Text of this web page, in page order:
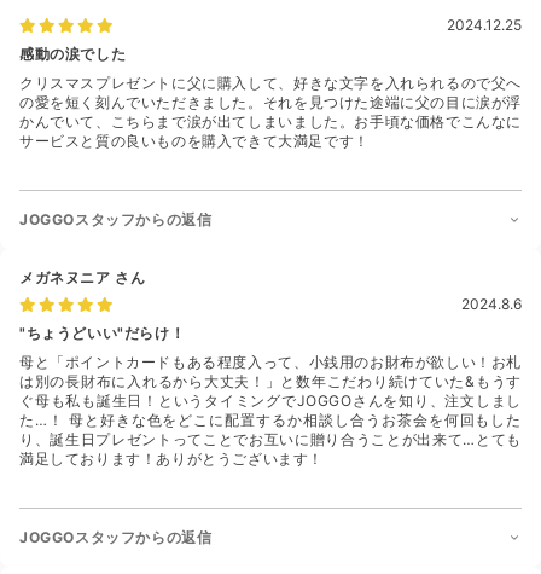
2024.12.25
感動の涙でした
クリスマスプレゼントに父に購入して、好きな文字を入れられるので父へ
の愛を短く刻んでいただきました。それを見つけた途端に父の目に涙が浮
かんでいて、こちらまで涙が出てしまいました。お手頃な価格でこんなに
サービスと質の良いものを購入できて大満足です！
JOGGOスタッフからの返信
メガネヌニア さん
2024.8.6
"ちょうどいい"だらけ！
母と「ポイントカードもある程度入って、小銭用のお財布が欲しい！お札
は別の長財布に入れるから大丈夫！」と数年こだわり続けていた&もうす
ぐ母も私も誕生日！というタイミングでJOGGOさんを知り、注文しまし
た…！ 母と好きな色をどこに配置するか相談し合うお茶会を何回もした
り、誕生日プレゼントってことでお互いに贈り合うことが出来て…とても
満足しております！ありがとうございます！
JOGGOスタッフからの返信